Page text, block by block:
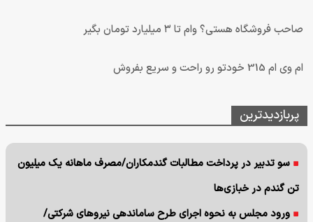
صاحب فروشگاه هستی؟ وام تا ۳ میلیارد تومان بگیر
ام وی ام 315 خودتو رو راحت و سریع بفروش
پربازدیدترین
سو تدبیر در پرداخت مطالبات گندمکاران/مصرف ماهانه یک میلیون
تن گندم در خبازی‌ها
ورود مجلس به نحوه اجرای طرح ساماندهی نیروهای شرکتی/